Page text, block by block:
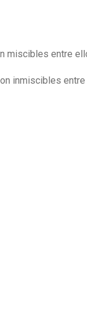
miscibles entre
inmiscibles entre